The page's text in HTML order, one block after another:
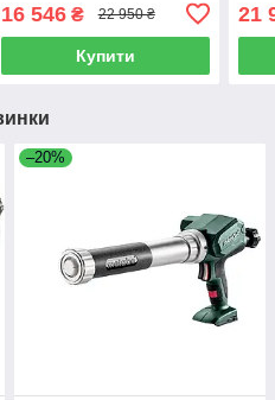
16 546₴ 22 950 ₴
Купити
21
–20%